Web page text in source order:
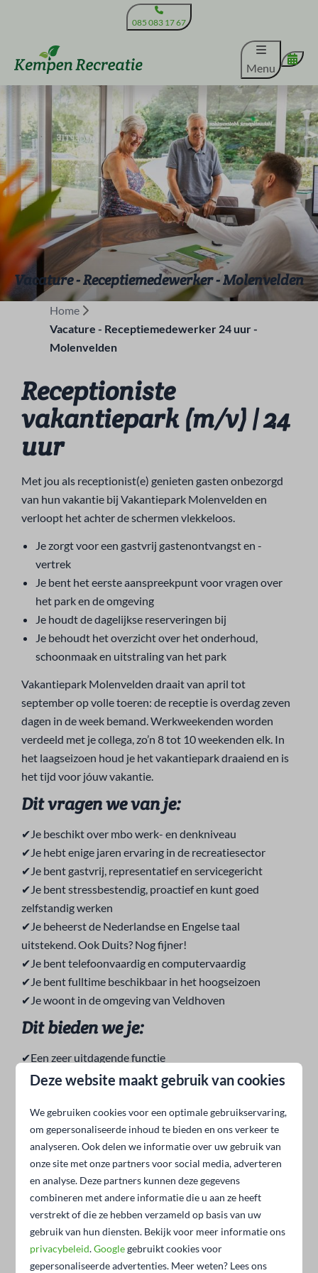
085 083 17 67
Menu
Vacature - Receptiemedewerker - Molenvelden
Home
Vacature - Receptiemedewerker 24 uur -
Molenvelden
Receptioniste
vakantiepark (m/v) | 24
uur
Met jou als receptionist(e) genieten gasten onbezorgd
van hun vakantie bij Vakantiepark Molenvelden en
verloopt het achter de schermen vlekkeloos.
Je zorgt voor een gastvrij gastenontvangst en -
vertrek
Je bent het eerste aanspreekpunt voor vragen over
het park en de omgeving
Je houdt de dagelijkse reserveringen bij
Je behoudt het overzicht over het onderhoud,
schoonmaak en uitstraling van het park
Vakantiepark Molenvelden draait van april tot
september op volle toeren: de receptie is overdag zeven
dagen in de week bemand. Werkweekenden worden
verdeeld met je collega, zo’n 8 tot 10 weekenden elk. In
het laagseizoen houd je het vakantiepark draaiend en is
het tijd voor jóuw vakantie.
Dit vragen we van je:
✔Je beschikt over mbo werk- en denkniveau
✔Je hebt enige jaren ervaring in de recreatiesector
✔Je bent gastvrij, representatief en servicegericht
✔Je bent stressbestendig, proactief en kunt goed
zelfstandig werken
✔Je beheerst de Nederlandse en Engelse taal
uitstekend. Ook Duits? Nog fijner!
✔Je bent telefoonvaardig en computervaardig
✔Je bent fulltime beschikbaar in het hoogseizoen
✔Je woont in de omgeving van Veldhoven
Dit bieden we je:
✔Een zeer uitdagende functie
✔Een vast contract voor 24 uur per week
✔Maandsalaris in overleg, afhankelijk van je ervaring
✔Fulltime werken in het hoogseizoen, meer vrije tijd in
het laagseizoen
Werken bij Vakantiepark
Molenvelden
Vakantiepark Molenvelden is een gemoedelijk en
kleinschalig vakantiepark in de groene, bosrijke
omgeving van het Brabantse Veldhoven. De camping en
Deze website maakt gebruik van cookies
We gebruiken cookies voor een optimale gebruikservaring,
om gepersonaliseerde inhoud te bieden en ons verkeer te
analyseren. Ook delen we informatie over uw gebruik van
onze site met onze partners voor social media, adverteren
en analyse. Deze partners kunnen deze gegevens
combineren met andere informatie die u aan ze heeft
verstrekt of die ze hebben verzameld op basis van uw
gebruik van hun diensten. Bekijk voor meer informatie ons
privacybeleid.Googlegebruikt cookies voor
gepersonaliseerde advertenties. Meer weten? Lees ons